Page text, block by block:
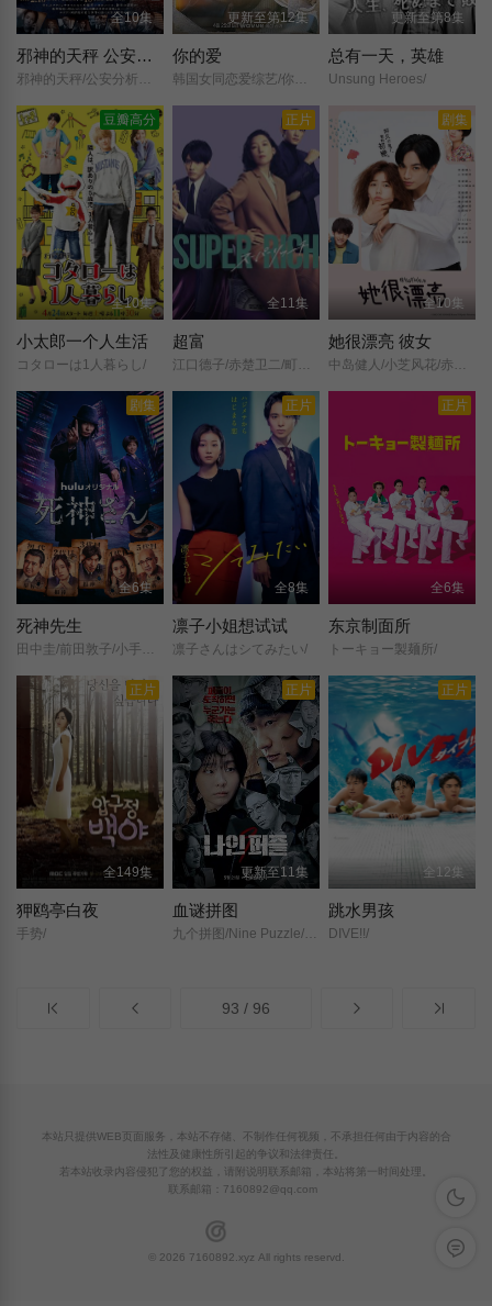
全10集
邪神的天秤 公安分析班
邪神的天秤/公安分析班/邪神の天秤/公安分析班/2022/
更新至第12集
你的爱
韩国女同恋爱综艺/你的恋爱/
更新至第8集
总有一天，英雄
Unsung Heroes/
豆瓣高分
全10集
小太郎一个人生活
コタローは1人暮らし/
正片
全11集
超富
剧集
全10集
她很漂亮 彼女
剧集
全6集
死神先生
田中圭/前田敦子/小手伸也/莲佛美沙子/りんたろー。/长谷川京子/竹中直人/
正片
全8集
凛子小姐想试试
凛子さんはシてみたい/
正片
全6集
东京制面所
トーキョー製麺所/
正片
全149集
狎鸥亭白夜
手势/
正片
更新至11集
血谜拼图
九个拼图/Nine Puzzle/九宫格/
正片
全12集
跳水男孩
DIVE!!/
93 / 96
深色模
留言反
本站只提供WEB页面服务，本站不存储、不制作任何视频，不承担任何由于内容的合
法性及健康性所引起的争议和法律责任。
若本站收录内容侵犯了您的权益，请附说明联系邮箱，本站将第一时间处理。
联系邮箱： 7160892@qq.com
© 2026 7160892.xyz All rights reservd.